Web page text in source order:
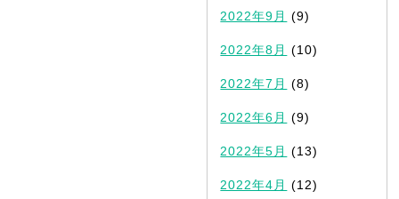
2022年9月 (9)
2022年8月 (10)
2022年7月 (8)
2022年6月 (9)
2022年5月 (13)
2022年4月 (12)